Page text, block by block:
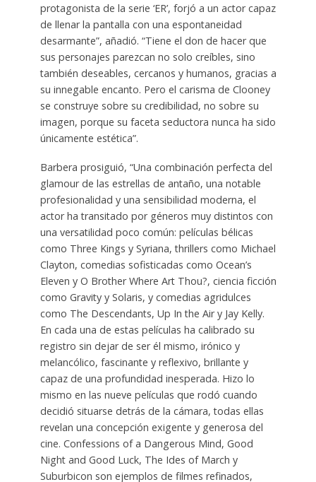
protagonista de la serie ‘ER’, forjó a un actor capaz
de llenar la pantalla con una espontaneidad
desarmante”, añadió. “Tiene el don de hacer que
sus personajes parezcan no solo creíbles, sino
también deseables, cercanos y humanos, gracias a
su innegable encanto. Pero el carisma de Clooney
se construye sobre su credibilidad, no sobre su
imagen, porque su faceta seductora nunca ha sido
únicamente estética”.
Barbera prosiguió, “Una combinación perfecta del
glamour de las estrellas de antaño, una notable
profesionalidad y una sensibilidad moderna, el
actor ha transitado por géneros muy distintos con
una versatilidad poco común: películas bélicas
como Three Kings y Syriana, thrillers como Michael
Clayton, comedias sofisticadas como Ocean’s
Eleven y O Brother Where Art Thou?, ciencia ficción
como Gravity y Solaris, y comedias agridulces
como The Descendants, Up In the Air y Jay Kelly.
En cada una de estas películas ha calibrado su
registro sin dejar de ser él mismo, irónico y
melancólico, fascinante y reflexivo, brillante y
capaz de una profundidad inesperada. Hizo lo
mismo en las nueve películas que rodó cuando
decidió situarse detrás de la cámara, todas ellas
revelan una concepción exigente y generosa del
cine. Confessions of a Dangerous Mind, Good
Night and Good Luck, The Ides of March y
Suburbicon son ejemplos de filmes refinados,